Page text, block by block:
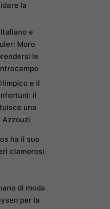
la
e
Moro
le
e il
il
una
Azzouzi
ha il suo
clamorosi
di moda
per la